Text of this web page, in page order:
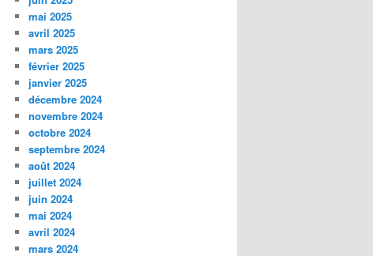
mai 2025
avril 2025
mars 2025
février 2025
janvier 2025
décembre 2024
novembre 2024
octobre 2024
septembre 2024
août 2024
juillet 2024
juin 2024
mai 2024
avril 2024
mars 2024